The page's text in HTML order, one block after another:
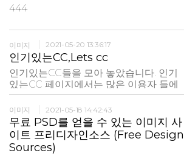
포럼 및 토론 게시판에 아이콘이나 게시
444
이미지 2021-05-20 13:36:17
인기있는CC,Lets cc
인기있는CC들을 모아 놓았습니다. 인기
있는CC 페이지에서는 많은 이용자 들에
의해 즐겨찾기된 콘텐츠를 확인할 수 있
습니다.
이미지 2021-05-18 14:42:43
무료 PSD를 얻을 수 있는 이미지 사
이트 프리디자인소스 (Free Design
Sources)